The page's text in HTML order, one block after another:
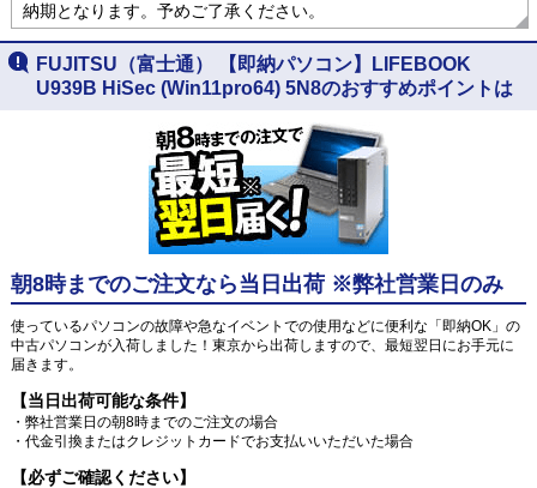
納期となります。予めご了承ください。
FUJITSU（富士通） 【即納パソコン】LIFEBOOK
U939B HiSec (Win11pro64) 5N8のおすすめポイントは
朝8時までのご注文なら当日出荷 ※弊社営業日のみ
使っているパソコンの故障や急なイベントでの使用などに便利な「即納OK」の
中古パソコンが入荷しました！東京から出荷しますので、最短翌日にお手元に
届きます。
【当日出荷可能な条件】
・弊社営業日の朝8時までのご注文の場合
・代金引換またはクレジットカードでお支払いいただいた場合
【必ずご確認ください】